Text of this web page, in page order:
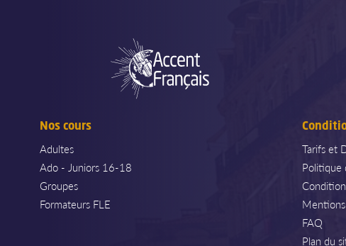
Nos cours
Adultes
Ado - Juniors 16-18
Groupes
Formateurs FLE
Tarifs et
Politique
FAQ
Plan du